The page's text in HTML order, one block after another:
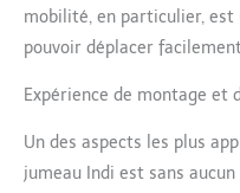
mobilité, en particulier, est
pouvoir déplacer
Expérience de montage et
Un des aspects les plus
jumeau Indi est sans